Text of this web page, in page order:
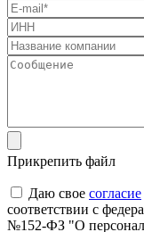
Прикрепить файл
Даю свое согласие
соответствии с
№152-ФЗ "О